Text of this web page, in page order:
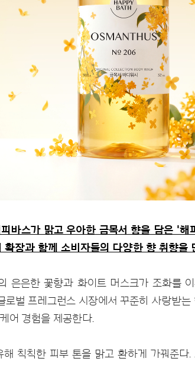
바스가 맑고 우아한 금목서 향을 담은 '
확장과 함께 소비자들의 다양한 향 취향을
은은한 꽃향과 화이트 머스크가 조화를
로벌 프레그런스 시장에서 꾸준히 사랑받
어 경험을 제공한다.
해 칙칙한 피부 톤을 맑고 환하게 가꿔준